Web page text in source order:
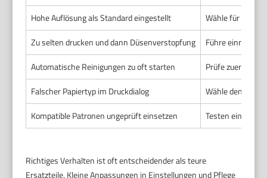
Hohe Auflösung als Standard eingestellt
Wähle für
Zu selten drucken und dann Düsenverstopfung
Führe einmal
Automatische Reinigungen zu oft starten
Prüfe zuerst
Falscher Papiertyp im Druckdialog
Wähle den
Kompatible Patronen ungeprüft einsetzen
Testen eine
Richtiges Verhalten ist oft entscheidender als teure
Ersatzteile. Kleine Anpassungen in Einstellungen und Pflege